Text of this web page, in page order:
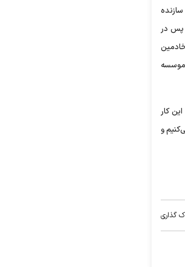
پس در
موسسه
کار
و
گذاری